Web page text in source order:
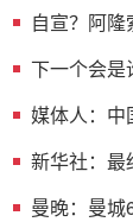
自宣？阿
下一个会是
媒体人：中
新华社：最
曼晚：曼